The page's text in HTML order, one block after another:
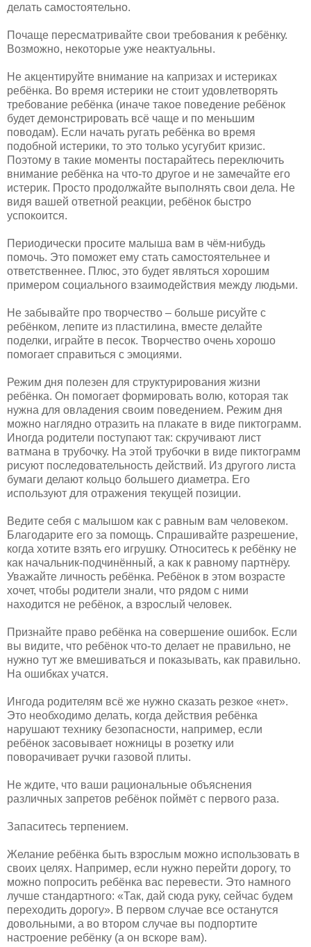
делать самостоятельно.
Почаще пересматривайте свои требования к ребёнку.
Возможно, некоторые уже неактуальны.
Не акцентируйте внимание на капризах и истериках
ребёнка. Во время истерики не стоит удовлетворять
требование ребёнка (иначе такое поведение ребёнок
будет демонстрировать всё чаще и по меньшим
поводам). Если начать ругать ребёнка во время
подобной истерики, то это только усугубит кризис.
Поэтому в такие моменты постарайтесь переключить
внимание ребёнка на что-то другое и не замечайте его
истерик. Просто продолжайте выполнять свои дела. Не
видя вашей ответной реакции, ребёнок быстро
успокоится.
Периодически просите малыша вам в чём-нибудь
помочь. Это поможет ему стать самостоятельнее и
ответственнее. Плюс, это будет являться хорошим
примером социального взаимодействия между людьми.
Не забывайте про творчество – больше рисуйте с
ребёнком, лепите из пластилина, вместе делайте
поделки, играйте в песок. Творчество очень хорошо
помогает справиться с эмоциями.
Режим дня полезен для структурирования жизни
ребёнка. Он помогает формировать волю, которая так
нужна для овладения своим поведением. Режим дня
можно наглядно отразить на плакате в виде пиктограмм.
Иногда родители поступают так: скручивают лист
ватмана в трубочку. На этой трубочки в виде пиктограмм
рисуют последовательность действий. Из другого листа
бумаги делают кольцо большего диаметра. Его
используют для отражения текущей позиции.
Ведите себя с малышом как с равным вам человеком.
Благодарите его за помощь. Спрашивайте разрешение,
когда хотите взять его игрушку. Относитесь к ребёнку не
как начальник-подчинённый, а как к равному партнёру.
Уважайте личность ребёнка. Ребёнок в этом возрасте
хочет, чтобы родители знали, что рядом с ними
находится не ребёнок, а взрослый человек.
Признайте право ребёнка на совершение ошибок. Если
вы видите, что ребёнок что-то делает не правильно, не
нужно тут же вмешиваться и показывать, как правильно.
На ошибках учатся.
Ингода родителям всё же нужно сказать резкое «нет».
Это необходимо делать, когда действия ребёнка
нарушают технику безопасности, например, если
ребёнок засовывает ножницы в розетку или
поворачивает ручки газовой плиты.
Не ждите, что ваши рациональные объяснения
различных запретов ребёнок поймёт с первого раза.
Запаситесь терпением.
Желание ребёнка быть взрослым можно использовать в
своих целях. Например, если нужно перейти дорогу, то
можно попросить ребёнка вас перевести. Это намного
лучше стандартного: «Так, дай сюда руку, сейчас будем
переходить дорогу». В первом случае все останутся
довольными, а во втором случае вы подпортите
настроение ребёнку (а он вскоре вам).